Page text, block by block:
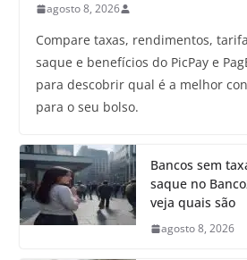
agosto 8, 2026
Compare taxas, rendimentos,
saque e benefícios do PicPay e
para descobrir qual é a melhor
para o seu bolso.
Bancos sem
saque no
veja quais são
agosto 8, 2026